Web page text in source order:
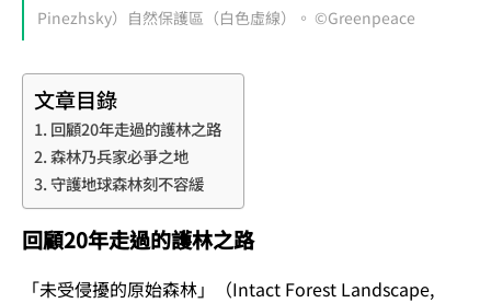
Pinezhsky）自然保護區（白色虛線）。 ©Greenpeace
文章目錄
回顧20年走過的護林之路
森林乃兵家必爭之地
守護地球森林刻不容緩
回顧20年走過的護林之路
「未受侵擾的原始森林」（Intact Forest Landscape,